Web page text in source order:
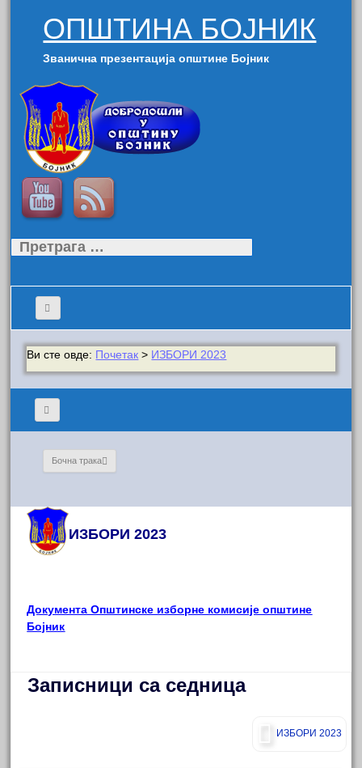
ОПШТИНА БОЈНИК
Званична презентација општине Бојник
Претрага
Ви сте овде: Почетак > ИЗБОРИ 2023
Бочна трака
ИЗБОРИ 2023
Документа Општинске изборне комисије општине
Бојник
Записници са седница
ИЗБОРИ 2023